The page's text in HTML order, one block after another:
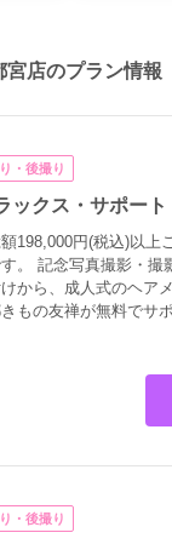
店のプラン情報
・後撮り
ックス・サポート
198,000円(税込)以上
。 記念写真撮影・撮
から、成人式のヘア
もの友禅が無料でサ
・後撮り